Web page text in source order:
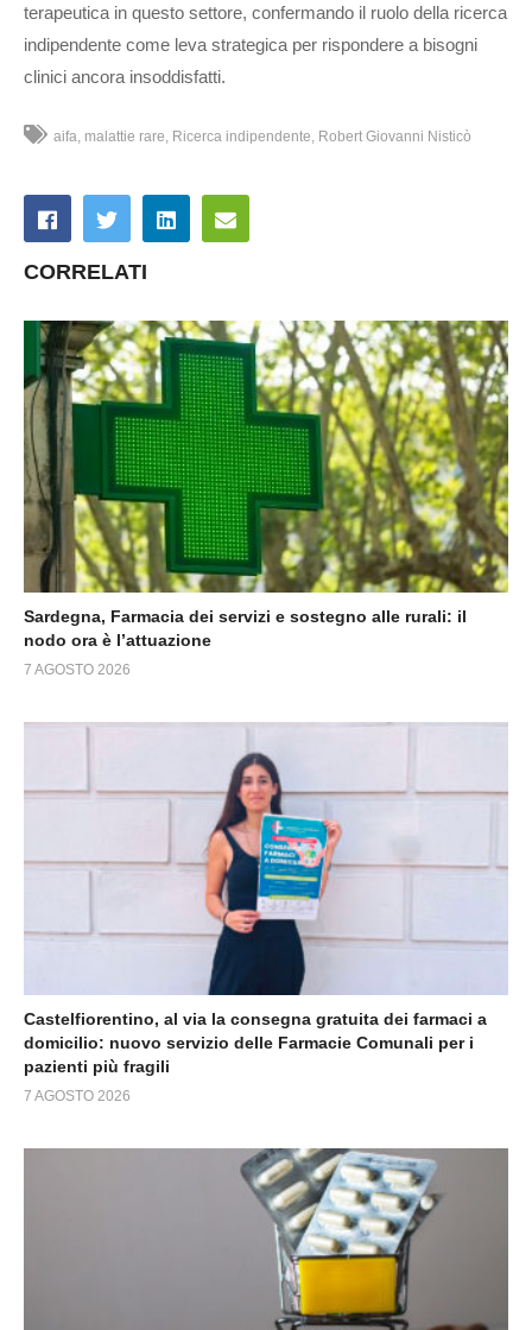
terapeutica in questo settore, confermando il ruolo della ricerca
indipendente come leva strategica per rispondere a bisogni
clinici ancora insoddisfatti.
aifa malattie rare Ricerca indipendente Robert Giovanni Nisticò
CORRELATI
Sardegna, Farmacia dei servizi e sostegno alle rurali: il
nodo ora è l’attuazione
7 AGOSTO 2026
Castelfiorentino, al via la consegna gratuita dei farmaci a
domicilio: nuovo servizio delle Farmacie Comunali per i
pazienti più fragili
7 AGOSTO 2026